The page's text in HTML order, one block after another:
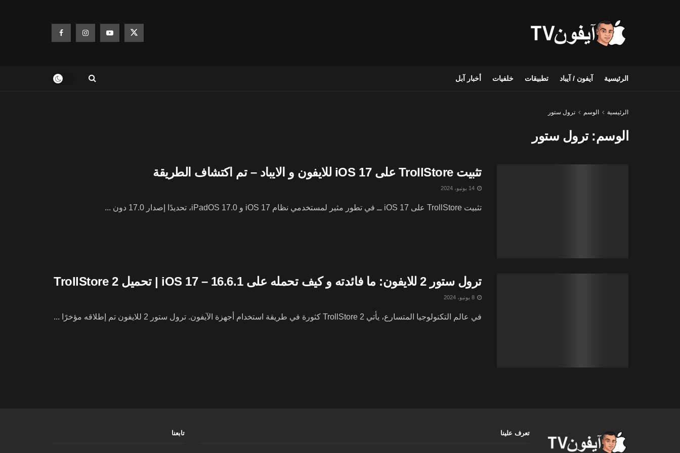
الرئيسية آيفون / آيباد تطبيقات خلفيات أخبار آبل
الرئيسية الوسم ترول ستور
الوسم:ترول ستور
تثبيت TrollStore على iOS 17 للايفون و الايباد – تم اكتشاف الطريقة
تثبيت TrollStore على iOS 17 ــ في تطور مثير لمستخدمي نظام iOS 17 و iPadOS 17.0، تحديدًا إصدار 17.0 دون ...
ترول ستور 2 للايفون: ما فائدته و كيف تحمله على 16.6.1 – iOS 17 | تحميل TrollStore 2
في عالم التكنولوجيا المتسارع، يأتي TrollStore 2 كثورة في طريقة استخدام أجهزة الآيفون. ترول ستور 2 للايفون تم إطلاقه مؤخرًا ...
تعرف علينا تابعنا